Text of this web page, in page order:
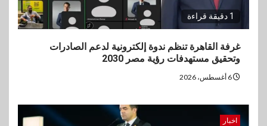
1 دقيقة قراءة
غرفة القاهرة تنظم ندوة إلكترونية لدعم الصادرات
وتحقيق مستهدفات رؤية مصر 2030
اخبار